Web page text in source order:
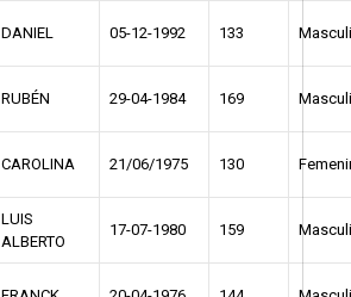
DANIEL 05-12-1992 133
RUBÉN 29-04-1984 169
CAROLINA 21/06/1975 130
LUIS
ALBERTO
17-07-1980 159